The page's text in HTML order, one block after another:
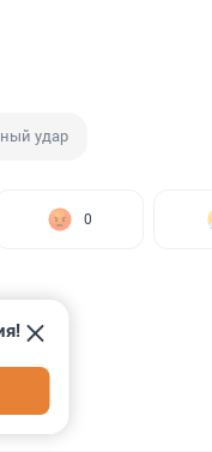
удар
0